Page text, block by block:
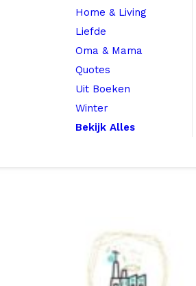
Home & Living
Liefde
Oma & Mama
Quotes
Uit Boeken
Winter
Bekijk Alles